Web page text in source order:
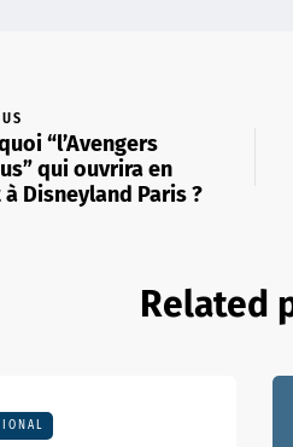
“l’Avengers
qui ouvrira en
Disneyland Paris ?
Related